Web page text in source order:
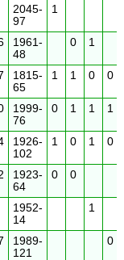
2045-
97
1
1961-
48
0 1
1815-
65
1 1 0 0
1999-
76
0 1 1 1
1926-
102
1 0 1 0
1923-
64
0 0
1952-
14
1
1989-
121
0